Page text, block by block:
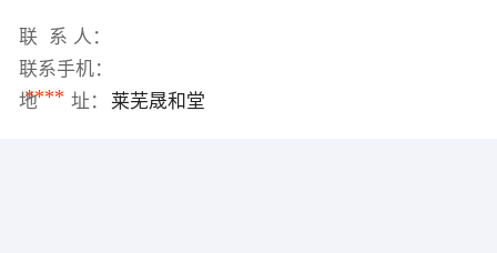
联 系 人：
联系手机：
****
地 址： 莱芜晟和堂